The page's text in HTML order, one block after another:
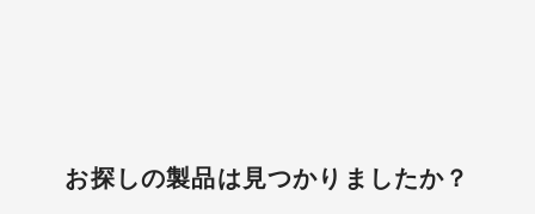
お探しの製品は見つかりましたか？